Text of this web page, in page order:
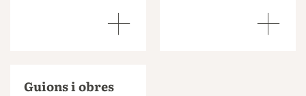
Guions i obres